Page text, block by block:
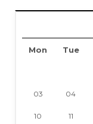
Mon Tue
03 04
10 11